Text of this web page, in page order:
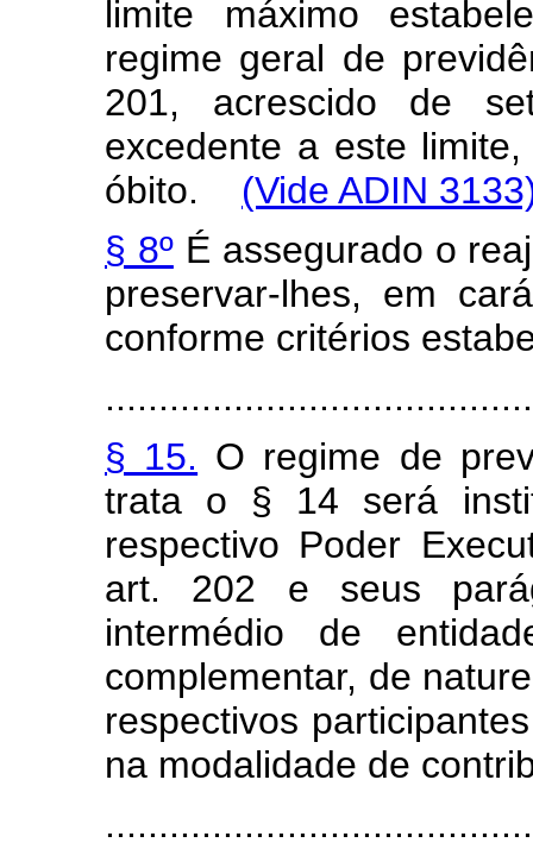
limite máximo
regime geral de
201, acrescido de
excedente a este
óbito. (Vide ADIN
§ 8ºÉ assegurado o
preservar-lhes, em
conforme critérios
§ 15. O regime de
trata o § 14 será
respectivo Poder
art. 202 e seus
intermédio de
complementar, de
respectivos
na modalidade de